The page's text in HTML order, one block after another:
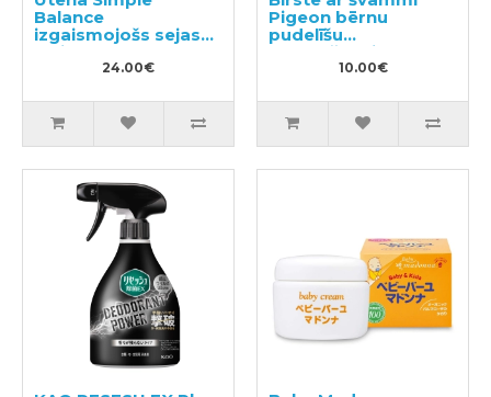
Balance
izgaismojošs sejas
losjons ar
hialuronskābi 220ml
24.00€
Pigeon bērnu
pudelīšu
mazgāšanai, 1gb.
10.00€